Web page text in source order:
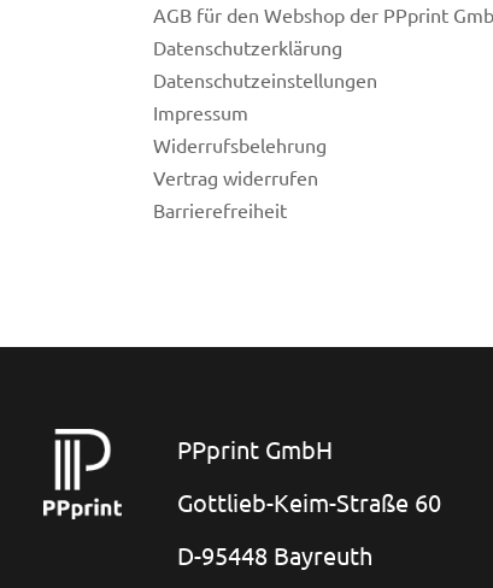
AGB für den Webshop der PPprint
Datenschutzerklärung
Datenschutzeinstellungen
Impressum
Widerrufsbelehrung
Vertrag widerrufen
Barrierefreiheit
PPprint GmbH
Gottlieb-Keim-Straße 60
D-95448 Bayreuth